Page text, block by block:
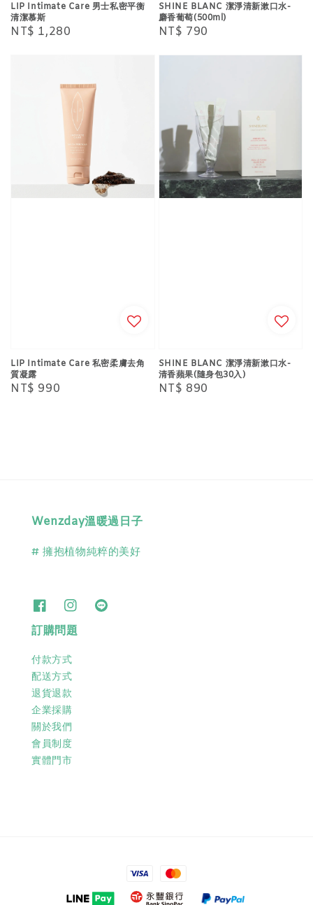
LIP Intimate Care 男士私密平衡
清潔慕斯
Regular
NT$ 1,280
SHINE BLANC 潔淨清新漱口水-
麝香葡萄(500ml)
Regular
NT$ 790
LIP Intimate Care 私密柔膚去角
質凝露
Regular
NT$ 990
SHINE BLANC 潔淨清新漱口水-
清香蘋果(隨身包30入)
Regular
NT$ 890
Wenzday溫暖過日子
# 擁抱植物純粹的美好
訂購問題
付款方式
配送方式
退貨退款
企業採購
關於我們
會員制度
實體門市